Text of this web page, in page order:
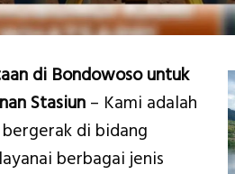
di Bondowoso untuk
Stasiun – Kami adalah
di bidang
berbagai jenis